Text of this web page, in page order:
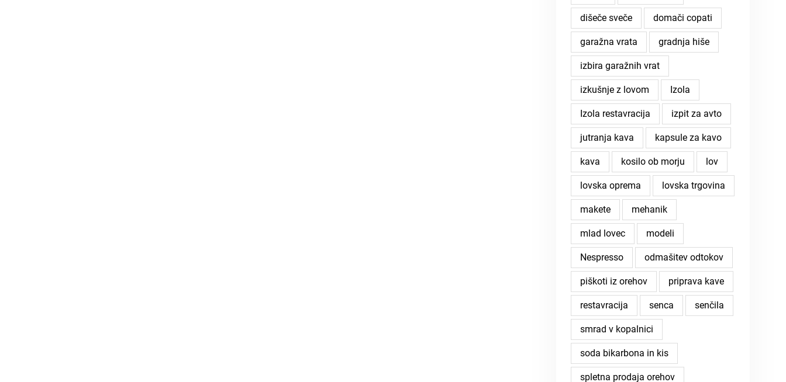
dišeče sveče domači copati
garažna vrata gradnja hiše
izbira garažnih vrat
izkušnje z lovom Izola
Izola restavracija izpit za avto
jutranja kava kapsule za kavo
kava kosilo ob morju lov
lovska oprema lovska trgovina
makete mehanik
mlad lovec modeli
Nespresso odmašitev odtokov
piškoti iz orehov priprava kave
restavracija senca senčila
smrad v kopalnici
soda bikarbona in kis
spletna prodaja orehov